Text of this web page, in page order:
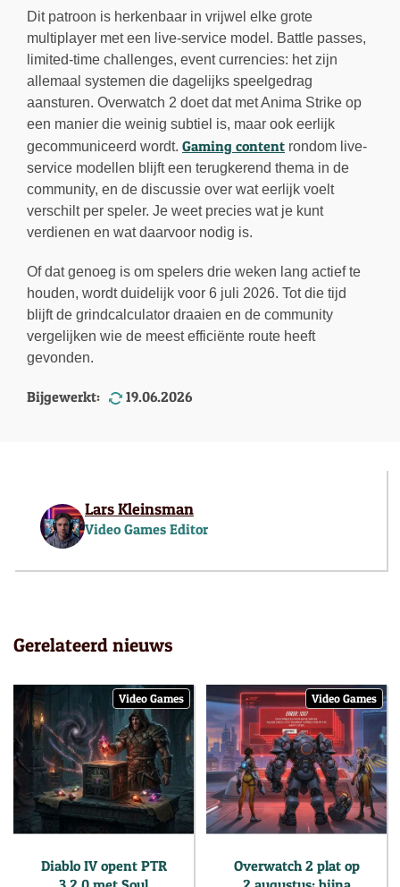
Dit patroon is herkenbaar in vrijwel elke grote
multiplayer met een live-service model. Battle passes,
limited-time challenges, event currencies: het zijn
allemaal systemen die dagelijks speelgedrag
aansturen. Overwatch 2 doet dat met Anima Strike op
een manier die weinig subtiel is, maar ook eerlijk
gecommuniceerd wordt. Gaming content rondom live-
service modellen blijft een terugkerend thema in de
community, en de discussie over wat eerlijk voelt
verschilt per speler. Je weet precies wat je kunt
verdienen en wat daarvoor nodig is.
Of dat genoeg is om spelers drie weken lang actief te
houden, wordt duidelijk voor 6 juli 2026. Tot die tijd
blijft de grindcalculator draaien en de community
vergelijken wie de meest efficiënte route heeft
gevonden.
Bijgewerkt: 19.06.2026
Lars Kleinsman
Video Games Editor
Gerelateerd nieuws
Video Games
Diablo IV opent PTR
Video Games
Overwatch 2 plat op